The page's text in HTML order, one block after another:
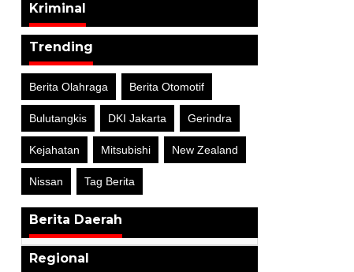
Kriminal
Trending
Berita Olahraga Berita Otomotif
Bulutangkis DKI Jakarta Gerindra
Kejahatan Mitsubishi New Zealand
Nissan Tag Berita
Berita Daerah
Regional